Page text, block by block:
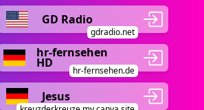
GD Radio
gdradio.net
hr-fernsehen
HD
hr-fernsehen.de
Jesus